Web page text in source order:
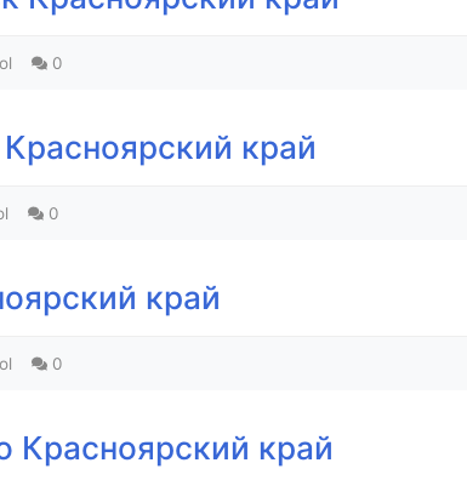
0
край
0
край
0
край